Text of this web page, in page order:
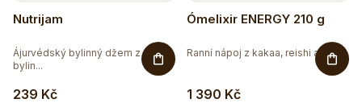
Nutrijam
239 Kč
Ájurvédský bylinný džem z 15
bylin...
Ómelixir ENERGY 210 g
1 390 Kč
Ranní nápoj z kakaa, reishi a...